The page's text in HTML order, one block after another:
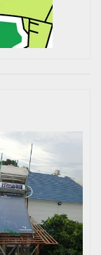
nước hàng
sở hữu chất
Nhật Bản
cho phép
lượng Quốc